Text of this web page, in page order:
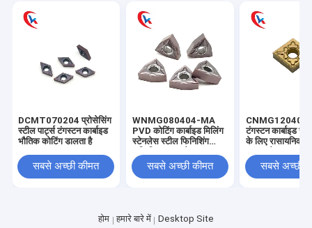
DCMT070204 प्रोसेसिंग
स्टील पार्ट्स टंगस्टन कार्बाइड
भौतिक कोटिंग डालता है
सबसे अच्छी कीमत
WNMG080404-MA
PVD कोटिंग कार्बाइड मिलिंग
स्टेनलेस स्टील फिनिशिंग
सबसे अच्छी कीमत
टंगस्टन कार्बाइड
के लिए रासायनिक
सबसे अच्छी
होम हमारे बारे में
Desktop Site